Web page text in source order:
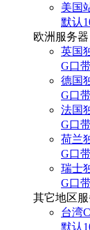
美国
默认
欧洲服务器
英国
G口
德国
G口
法国
G口
荷兰
G口
瑞士
G口
其它地区
台湾
默认